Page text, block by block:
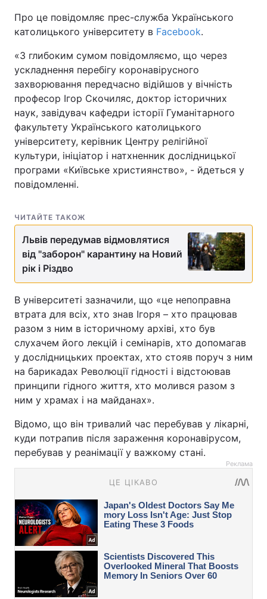
Про це повідомляє прес-служба Українського
католицького університету в Facebook.
«З глибоким сумом повідомляємо, що через
ускладнення перебігу коронавірусного
захворювання передчасно відійшов у вічність
професор Ігор Скочиляс, доктор історичних
наук, завідувач кафедри історії Гуманітарного
факультету Українського католицького
університету, керівник Центру релігійної
культури, ініціатор і натхненник дослідницької
програми «Київське християнство», - йдеться у
повідомленні.
ЧИТАЙТЕ ТАКОЖ
Львів передумав відмовлятися
від "заборон" карантину на Новий
рік і Різдво
В університеті зазначили, що «це непоправна
втрата для всіх, хто знав Ігоря – хто працював
разом з ним в історичному архіві, хто був
слухачем його лекцій і семінарів, хто допомагав
у дослідницьких проектах, хто стояв поруч з ним
на барикадах Революції гідності і відстоював
принципи гідного життя, хто молився разом з
ним у храмах і на майданах».
Відомо, що він тривалий час перебував у лікарні,
куди потрапив після зараження коронавірусом,
перебував у реанімації у важкому стані.
Реклама